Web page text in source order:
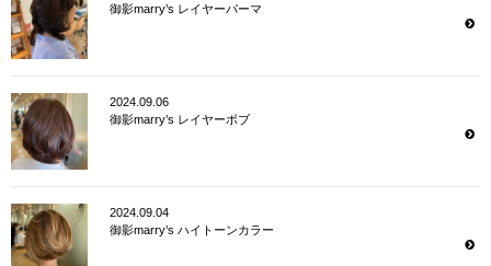
御影marry’s レイヤーパーマ
2024.09.06
御影marry’s レイヤーボブ
2024.09.04
御影marry’s ハイトーンカラー